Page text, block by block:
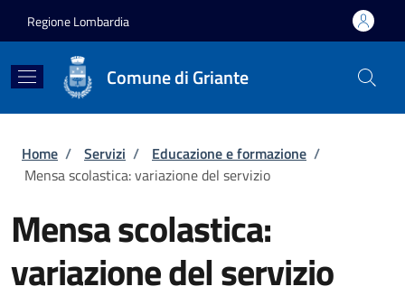
Regione Lombardia
Comune di Griante
Briciole di pane
Home / Servizi / Educazione e formazione /
Mensa scolastica: variazione del servizio
Mensa scolastica:
variazione del servizio